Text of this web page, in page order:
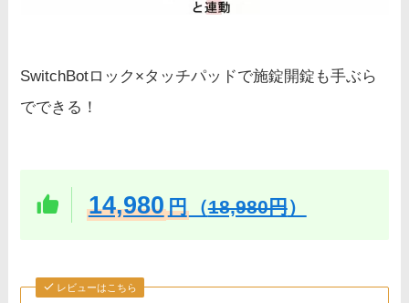
SwitchBotロック×タッチパッドで施錠開錠も手ぶら
でできる！
14,980円（18,980円）
レビューはこちら